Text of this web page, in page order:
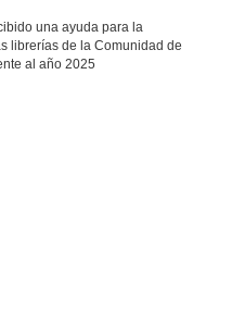
una ayuda para la
librerías de la Comunidad de
al año 2025